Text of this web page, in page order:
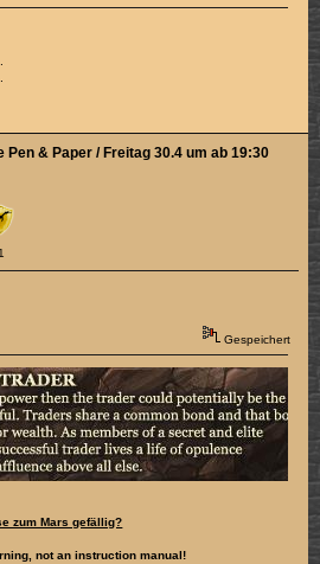
Pen & Paper / Freitag 30.4 um ab 19:30
Gespeichert
zum Mars gefällig?
not an instruction manual!